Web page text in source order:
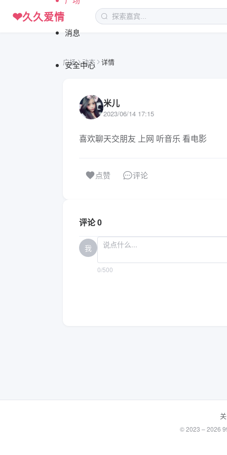
❤久久爱情
消息
安全中心
广场 动态 详情
米儿
2023/06/14 17:15
喜欢聊天交朋友 上网 听音乐 看电影
点赞 评论
评论 0
我
0/500
© 2023 – 2026